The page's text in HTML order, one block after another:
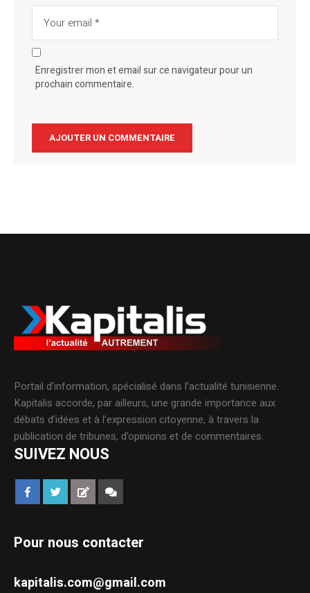
Enregistrer mon et email sur ce navigateur pour un
prochain commentaire.
Portail d’information, spécialisé dans l’actualité tunisienne.
Kapitalis accorde, par ailleurs, une grande importance aux
débats d’idées et à l’expression citoyenne, à travers la
publication de tribunes, d’opinions et de commentaires.
SUIVEZ NOUS
Pour nous contacter
kapitalis.com@gmail.com